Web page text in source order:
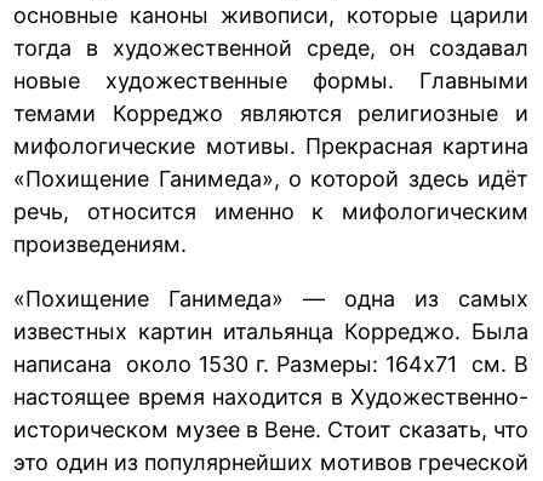
основные каноны живописи, которые царили
тогда в художественной среде, он создавал
новые художественные формы. Главными
темами Корреджо являются религиозные и
мифологические мотивы. Прекрасная картина
«Похищение Ганимеда», о которой здесь идёт
речь, относится именно к мифологическим
произведениям.
«Похищение Ганимеда» — одна из самых
известных картин итальянца Корреджо. Была
написана около 1530 г. Размеры: 164х71 см. В
настоящее время находится в Художественно-
историческом музее в Вене. Стоит сказать, что
это один из популярнейших мотивов греческой